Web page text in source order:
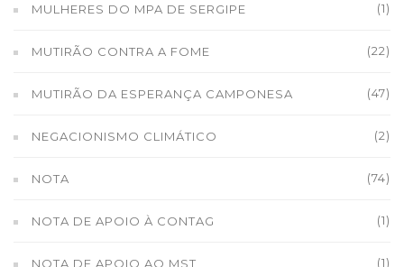
MULHERES DO MPA DE SERGIPE (1)
MUTIRÃO CONTRA A FOME (22)
MUTIRÃO DA ESPERANÇA CAMPONESA (47)
NEGACIONISMO CLIMÁTICO (2)
NOTA (74)
NOTA DE APOIO À CONTAG (1)
NOTA DE APOIO AO MST (1)